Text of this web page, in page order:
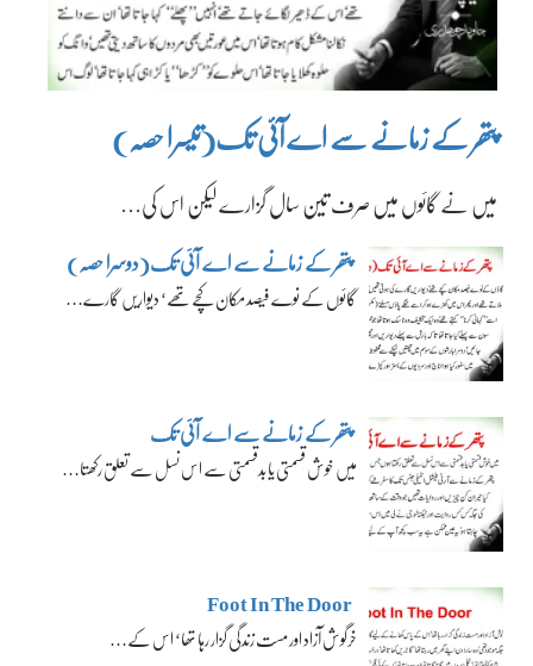
پتھر کے زمانے سے اے آئی تک(تیسرا حصہ)
میں نے گائوں میں صرف تین سال گزارے لیکن اس کی…
پتھر کے زمانے سے اے آئی تک(دوسرا حصہ)
گائوں کے نوے فیصد مکان کچے تھے‘ دیواریں گارے…
پتھر کے زمانے سے اے آئی تک
میں خوش قسمتی یا بدقسمتی سے اس نسل سے تعلق رکھتا…
Foot In The Door
خرگوش آزاد اور مست زندگی گزار رہا تھا‘ اس کے…